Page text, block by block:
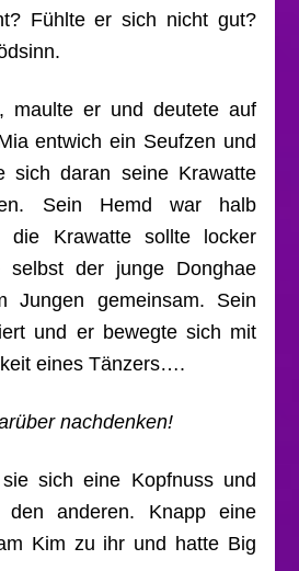
Fühlte er sich nicht gut?
maulte er und deutete auf
entwich ein Seufzen und
sich daran seine Krawatte
Sein Hemd war halb
die Krawatte sollte locker
selbst der junge Donghae
Jungen gemeinsam. Sein
und er bewegte sich mit
eines Tänzers….
nachdenken!
sich eine Kopfnuss und
anderen. Knapp eine
Kim zu ihr und hatte Big